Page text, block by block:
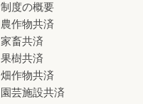
制度の概要
農作物共済
家畜共済
果樹共済
畑作物共済
園芸施設共済